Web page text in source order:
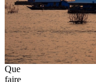
au sud de Siem Reap,
sur les rizières et le
sommet de la colline.
village flottant de
vie authentique des
visite de l'atelier